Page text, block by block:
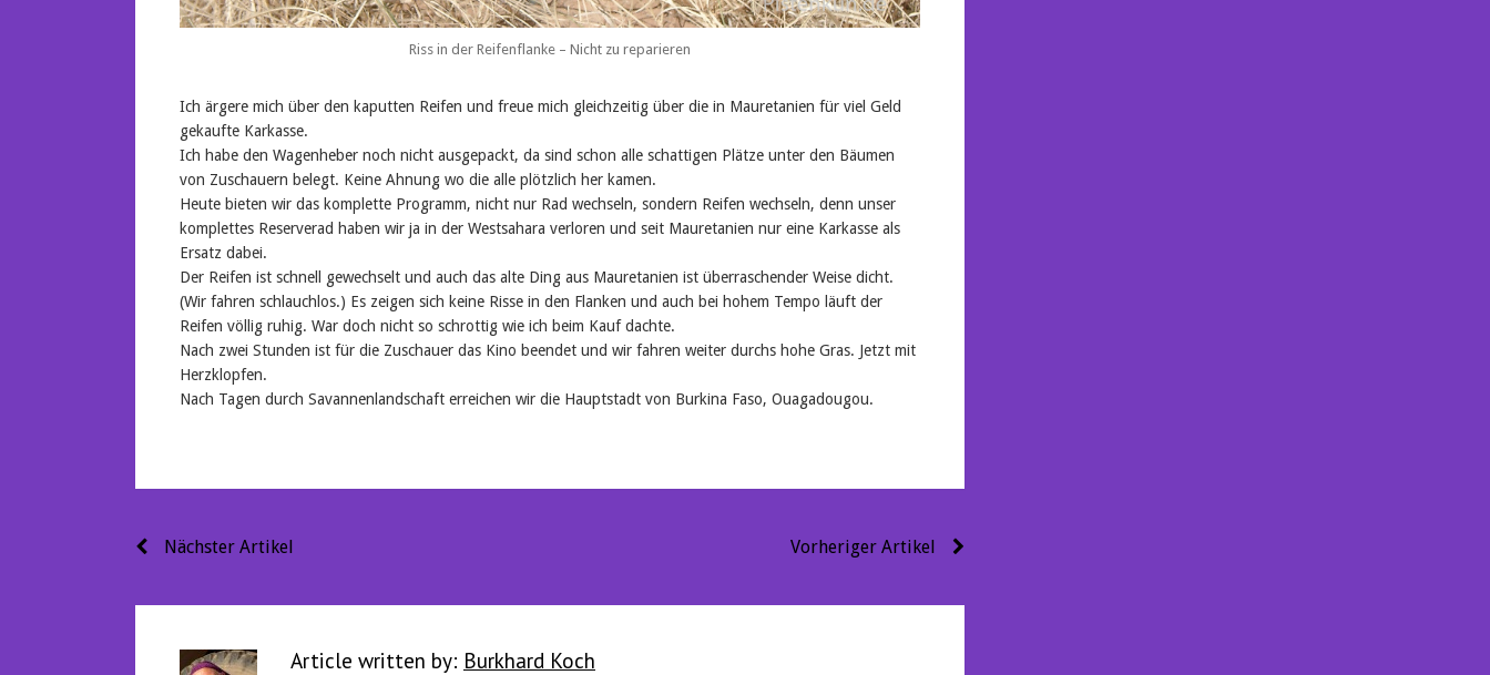
Riss in der Reifenflanke – Nicht zu reparieren
Ich ärgere mich über den kaputten Reifen und freue mich gleichzeitig über die in Mauretanien für viel Geld
gekaufte Karkasse.
Ich habe den Wagenheber noch nicht ausgepackt, da sind schon alle schattigen Plätze unter den Bäumen
von Zuschauern belegt. Keine Ahnung wo die alle plötzlich her kamen.
Heute bieten wir das komplette Programm, nicht nur Rad wechseln, sondern Reifen wechseln, denn unser
komplettes Reserverad haben wir ja in der Westsahara verloren und seit Mauretanien nur eine Karkasse als
Ersatz dabei.
Der Reifen ist schnell gewechselt und auch das alte Ding aus Mauretanien ist überraschender Weise dicht.
(Wir fahren schlauchlos.) Es zeigen sich keine Risse in den Flanken und auch bei hohem Tempo läuft der
Reifen völlig ruhig. War doch nicht so schrottig wie ich beim Kauf dachte.
Nach zwei Stunden ist für die Zuschauer das Kino beendet und wir fahren weiter durchs hohe Gras. Jetzt mit
Herzklopfen.
Nach Tagen durch Savannenlandschaft erreichen wir die Hauptstadt von Burkina Faso, Ouagadougou.
Beitragsnavigation Vorheriger Artikel
Nächster Artikel
Article written by: Burkhard Koch